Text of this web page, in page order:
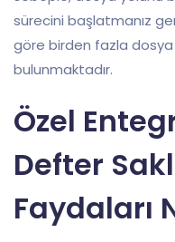
sürecini başlatmanız
göre birden fazla dosya
bulunmaktadır.
Özel
Defter
Faydaları